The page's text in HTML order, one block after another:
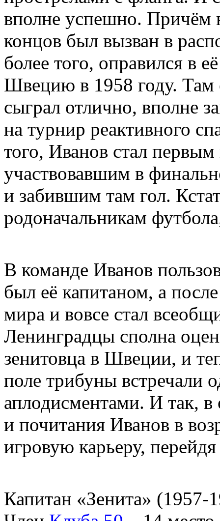
вполне успешно. Причём
концов был вызван в
более того, оправился в
Швецию в 1958 году.
сыграл отлично, вполне
на турнир реактивного
того, Иванов стал
участвовавшим в
и забившим там гол.
родоначальникам
В команде Иванов
был её капитаном, а
мира и вовсе стал
Ленинградцы сполна
зенитовца в Швеции, и
поле трибуны встречали
аплодисментами. И так, в
и почитания Иванов в
игровую карьеру,
Капитан «Зенита» (1957-